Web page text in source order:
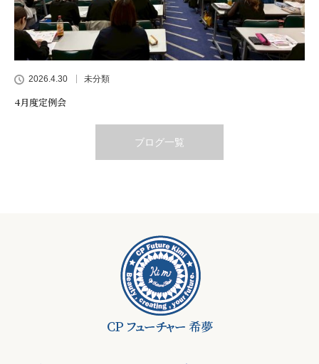
2026.4.30 未分類
4月度定例会
ブログ一覧